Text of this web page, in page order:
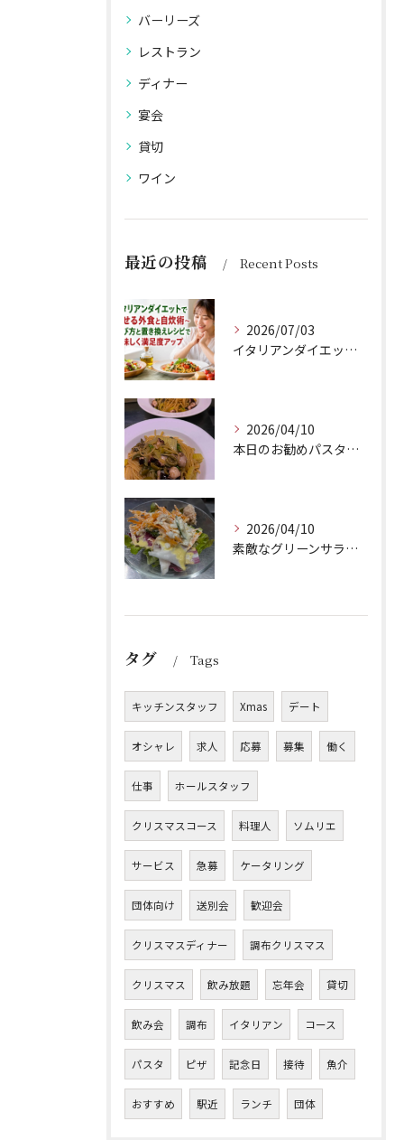
バーリーズ
レストラン
ディナー
宴会
貸切
ワイン
最近の投稿 Recent Posts
2026/07/03
イタリアンダイエットで痩せる外食と自炊術〜選び方と置き換えレシピで美味しく満足度アップ
2026/04/10
本日のお勧めパスタは、シェフのきまぐれが光る特製ペペロンチー...
2026/04/10
素敵なグリーンサラダのご紹介です！Barry'sのランチセッ...
タグ Tags
キッチンスタッフ Xmas デート
オシャレ 求人 応募 募集 働く
仕事 ホールスタッフ
クリスマスコース 料理人 ソムリエ
サービス 急募 ケータリング
団体向け 送別会 歓迎会
クリスマスディナー 調布クリスマス
クリスマス 飲み放題 忘年会 貸切
飲み会 調布 イタリアン コース
パスタ ピザ 記念日 接待 魚介
おすすめ 駅近 ランチ 団体